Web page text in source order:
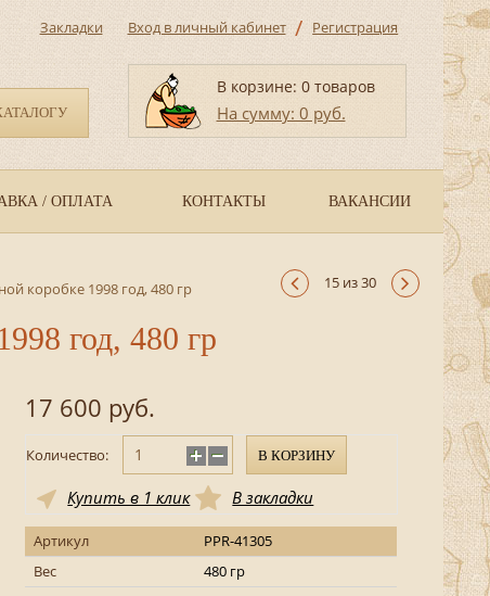
Закладки Вход в личный кабинет / Регистрация
В корзине: 0 товаров
На сумму: 0 руб.
/ ОПЛАТА КОНТАКТЫ ВАКАНСИИ
коробке 1998 год, 480 гр
год, 480 гр
15 из 30
17 600 руб.
Количество: В КОРЗИНУ
Купить в 1 клик В закладки
Артикул
PPR-41305
Вес
480 гр